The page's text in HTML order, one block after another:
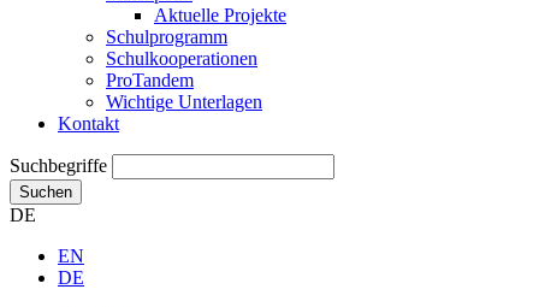
Aktuelle Projekte
Schulprogramm
Schulkooperationen
ProTandem
Wichtige Unterlagen
Kontakt
Suchbegriffe
Suchen
DE
EN
DE